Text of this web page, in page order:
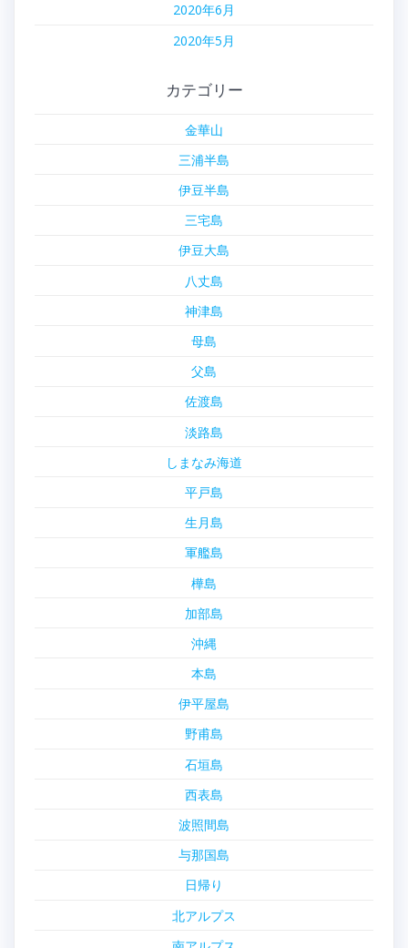
2020年6月
2020年5月
カテゴリー
金華山
三浦半島
伊豆半島
三宅島
伊豆大島
八丈島
神津島
母島
父島
佐渡島
淡路島
しまなみ海道
平戸島
生月島
軍艦島
樺島
加部島
沖縄
本島
伊平屋島
野甫島
石垣島
西表島
波照間島
与那国島
日帰り
北アルプス